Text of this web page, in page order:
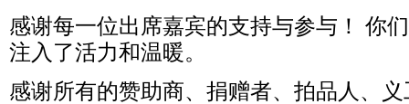
感谢每一位出席嘉宾的支持与参与！
你
注入了活力和温暖。
感谢所有的赞助商、捐赠者、拍品人、